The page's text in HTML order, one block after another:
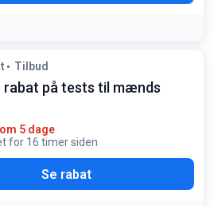
Tilbud
rabat på tests til mænds
5 dage
for 16 timer siden
Se rabat